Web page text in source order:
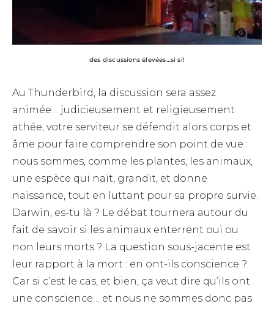
des discussions élevées…si si!
Au Thunderbird, la discussion sera assez
animée… judicieusement et religieusement
athée, votre serviteur se défendit alors corps et
âme pour faire comprendre son point de vue :
nous sommes, comme les plantes, les animaux,
une espèce qui nait, grandit, et donne
naissance, tout en luttant pour sa propre survie.
Darwin, es-tu là ? Le débat tournera autour du
fait de savoir si les animaux enterrent oui ou
non leurs morts ? La question sous-jacente est
leur rapport à la mort : en ont-ils conscience ?
Car si c’est le cas, et bien, ça veut dire qu’ils ont
une conscience… et nous ne sommes donc pas